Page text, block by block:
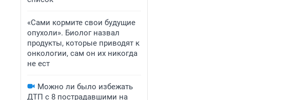
«Сами кормите свои будущие
опухоли». Биолог назвал
продукты, которые приводят к
онкологии, сам он их никогда
не ест
Можно ли было избежать
ДТП с 8 пострадавшими на